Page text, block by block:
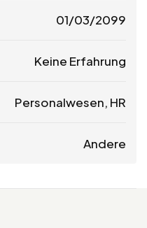
01/03/2099
Keine Erfahrung
Personalwesen, HR
Andere